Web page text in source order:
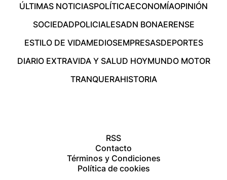
ÚLTIMAS NOTICIASPOLÍTICAECONOMÍAOPINIÓN
SOCIEDADPOLICIALESADN BONAERENSE
ESTILO DE VIDAMEDIOSEMPRESASDEPORTES
DIARIO EXTRAVIDA Y SALUD HOYMUNDO MOTOR
TRANQUERAHISTORIA
RSS
Contacto
Términos y Condiciones
Política de cookies